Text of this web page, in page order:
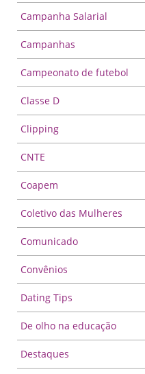
Campanha Salarial
Campanhas
Campeonato de futebol
Classe D
Clipping
CNTE
Coapem
Coletivo das Mulheres
Comunicado
Convênios
Dating Tips
De olho na educação
Destaques